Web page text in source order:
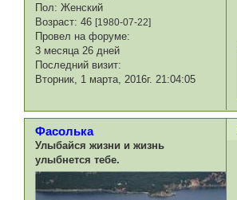
Пол: Женский
Возраст: 46[1980-07-22]
Провел на форуме:
3 месяца 26 дней
Последний визит:
Вторник, 1 марта, 2016г. 21:04:05
Фасолька
Улыбайся жизни и жизнь
улыбнется тебе.